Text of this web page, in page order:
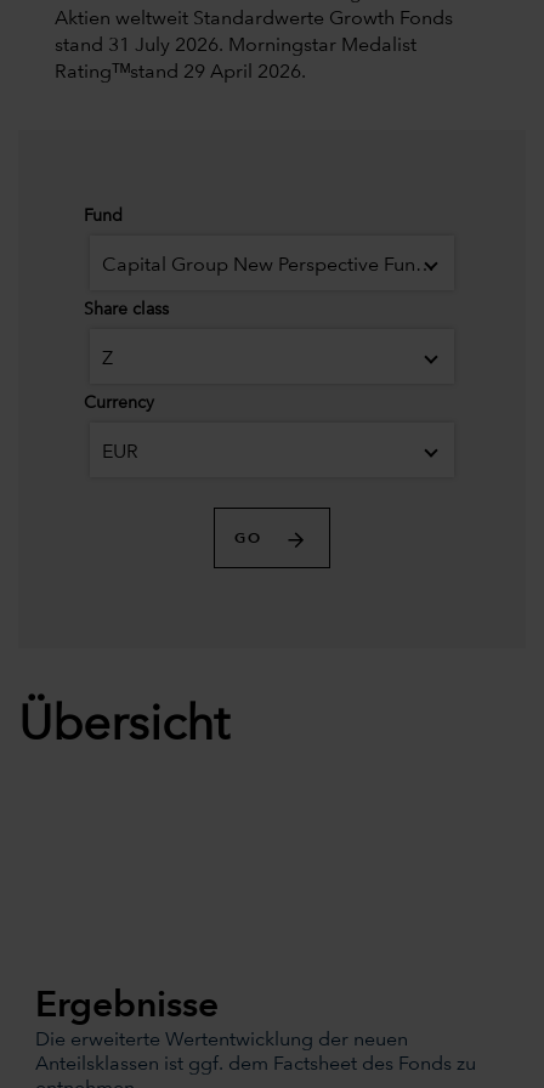
Aktien weltweit Standardwerte Growth Fonds
stand 31 July 2026. Morningstar Medalist
Ratingᵀᴹstand 29 April 2026.
Fund
Capital Group New Perspective Fund (LUX)
Share class
Z
Currency
EUR
GO
Übersicht
Ergebnisse
Die erweiterte Wertentwicklung der neuen
Anteilsklassen ist ggf. dem Factsheet des Fonds zu